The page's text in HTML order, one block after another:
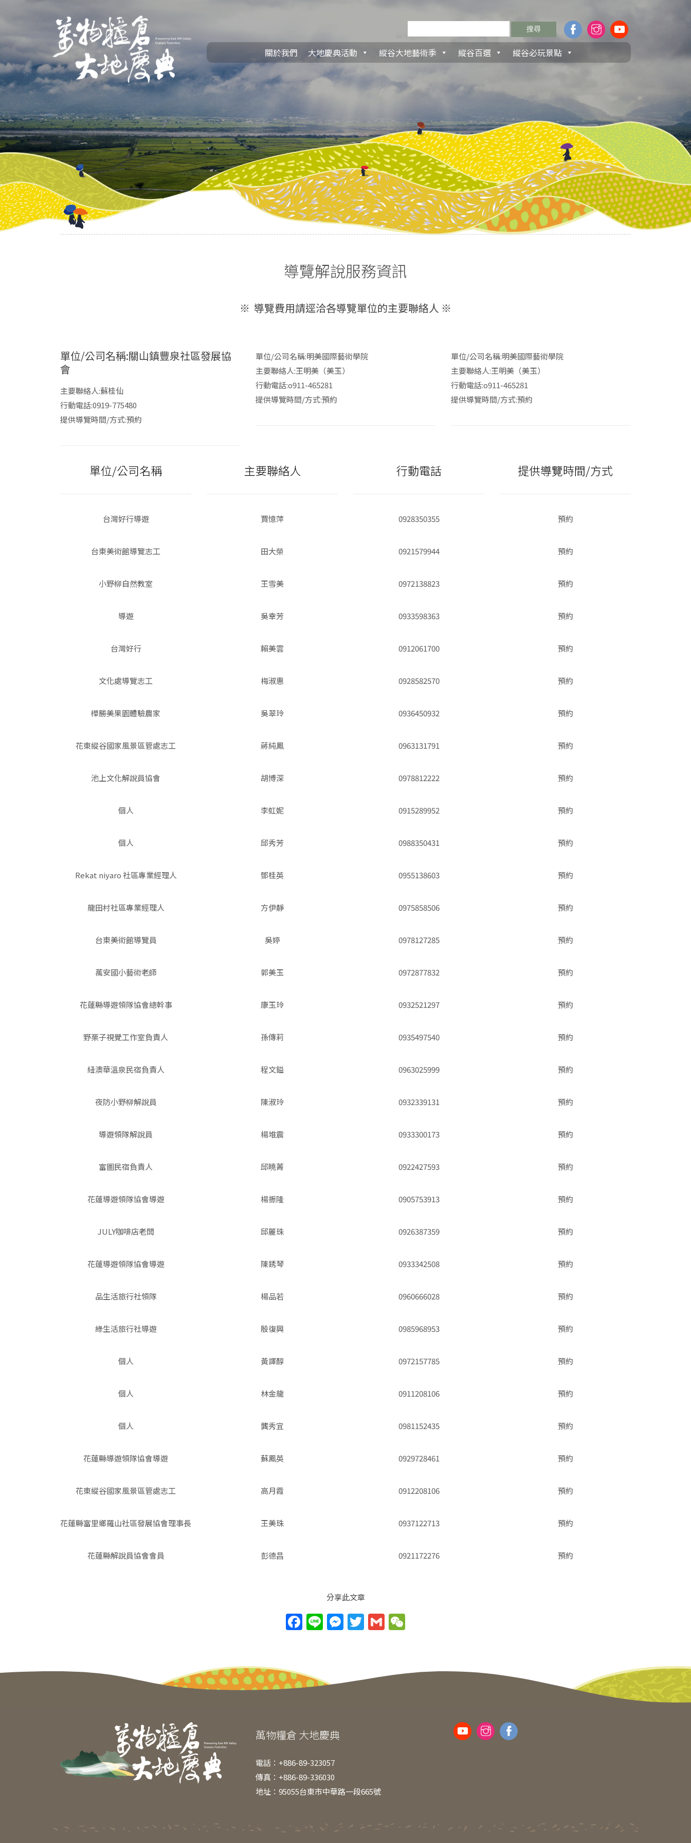
關於我們 大地慶典活動 縱谷大地藝術季 縱谷百選 縱谷必玩景點
導覽解說服務資訊
※ 導覽費用請逕洽各導覽單位的主要聯絡人 ※
單位/公司名稱:關山鎮豐泉社區發展協
會
主要聯絡人:蘇桂仙
行動電話:0919-775480
提供導覽時間/方式:預約
單位/公司名稱:明美國際藝術學院
主要聯絡人:王明美（美玉）
行動電話:o911-465281
提供導覽時間/方式:預約
單位/公司名稱:明美國際藝術學院
主要聯絡人:王明美（美玉）
行動電話:o911-465281
提供導覽時間/方式:預約
單位/公司名稱
台灣好行導遊
台東美術館導覽志工
小野柳自然教室
導遊
台灣好行
文化處導覽志工
樺勝美果園體驗農家
花東縱谷國家風景區管處志工
池上文化解說員協會
個人
個人
Rekat niyaro 社區專業經理人
龍田村社區專業經理人
台東美術館導覽員
萬安國小藝術老師
花蓮縣導遊領隊協會總幹事
野栗子視覺工作室負責人
紐澳華溫泉民宿負責人
夜防小野柳解說員
導遊領隊解說員
富圖民宿負責人
花蓮導遊領隊協會導遊
JULY咖啡店老闆
花蓮導遊領隊協會導遊
品生活旅行社領隊
綠生活旅行社導遊
個人
個人
個人
花蓮縣導遊領隊協會導遊
花東縱谷國家風景區管處志工
花蓮縣富里鄉羅山社區發展協會理事長
花蓮縣解說員協會會員
主要聯絡人
賈憶萍
田大榮
王雪美
吳幸芳
賴美雲
梅淑惠
吳翠玲
蔣純鳳
胡博深
李虹妮
邱秀芳
鄧桂英
方伊靜
吳婷
郭美玉
康玉玲
孫傳莉
程文鎰
陳淑玲
楊堆震
邱曉菁
楊振隆
邱麗珠
陳銹琴
楊品若
殷復興
黃譯醇
林金龍
龔秀宜
蘇鳳英
高月霞
王美珠
彭德昌
行動電話
0928350355
0921579944
0972138823
0933598363
0912061700
0928582570
0936450932
0963131791
0978812222
0915289952
0988350431
0955138603
0975858506
0978127285
0972877832
0932521297
0935497540
0963025999
0932339131
0933300173
0922427593
0905753913
0926387359
0933342508
0960666028
0985968953
0972157785
0911208106
0981152435
0929728461
0912208106
0937122713
0921172276
提供導覽時間/方式
預約
預約
預約
預約
預約
預約
預約
預約
預約
預約
預約
預約
預約
預約
預約
預約
預約
預約
預約
預約
預約
預約
預約
預約
預約
預約
預約
預約
預約
預約
預約
預約
預約
分享此文章
F
a
e
b
k
Li
n
M
e
n
T
w
er
G
m
l h
萬物糧倉 大地慶典
電話：+886-89-323057
傳真：+886-89-336030
地址：95055台東市中華路一段665號